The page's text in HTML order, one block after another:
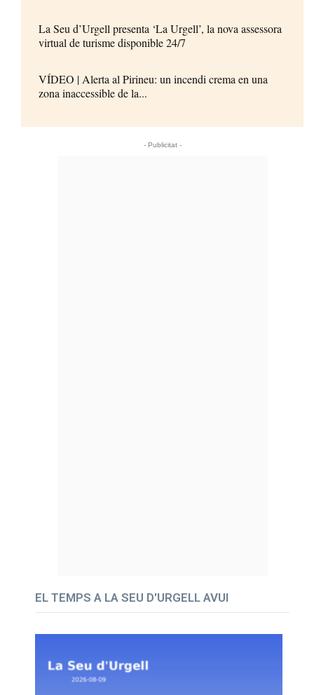
La Seu d’Urgell presenta ‘La Urgell’, la nova assessora
virtual de turisme disponible 24/7
VÍDEO | Alerta al Pirineu: un incendi crema en una
zona inaccessible de la...
- Publicitat -
EL TEMPS A LA SEU D'URGELL AVUI